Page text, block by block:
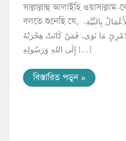
সাল্লাল্লাহু আলাইহি ওয়াসাল্লাম-
বলতে শুনেছি যে, إِنَّمَا الْأَعْمَالُ بِالنِّيَّةِ،
مَا نَوَى، فَمَنْ كَانَتْ هِجْرَتُهُ
إِلَى اللهِ وَرَسُولِهِ […]
বিস্তারিত পডুন »